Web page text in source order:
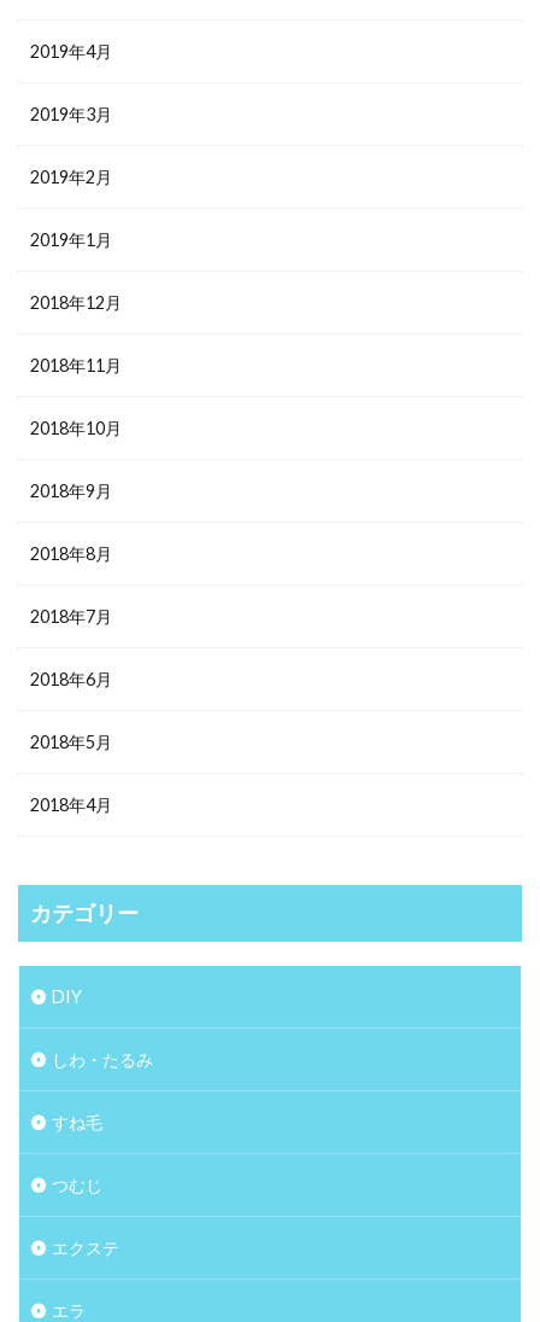
2019年4月
2019年3月
2019年2月
2019年1月
2018年12月
2018年11月
2018年10月
2018年9月
2018年8月
2018年7月
2018年6月
2018年5月
2018年4月
カテゴリー
DIY
しわ・たるみ
すね毛
つむじ
エクステ
エラ